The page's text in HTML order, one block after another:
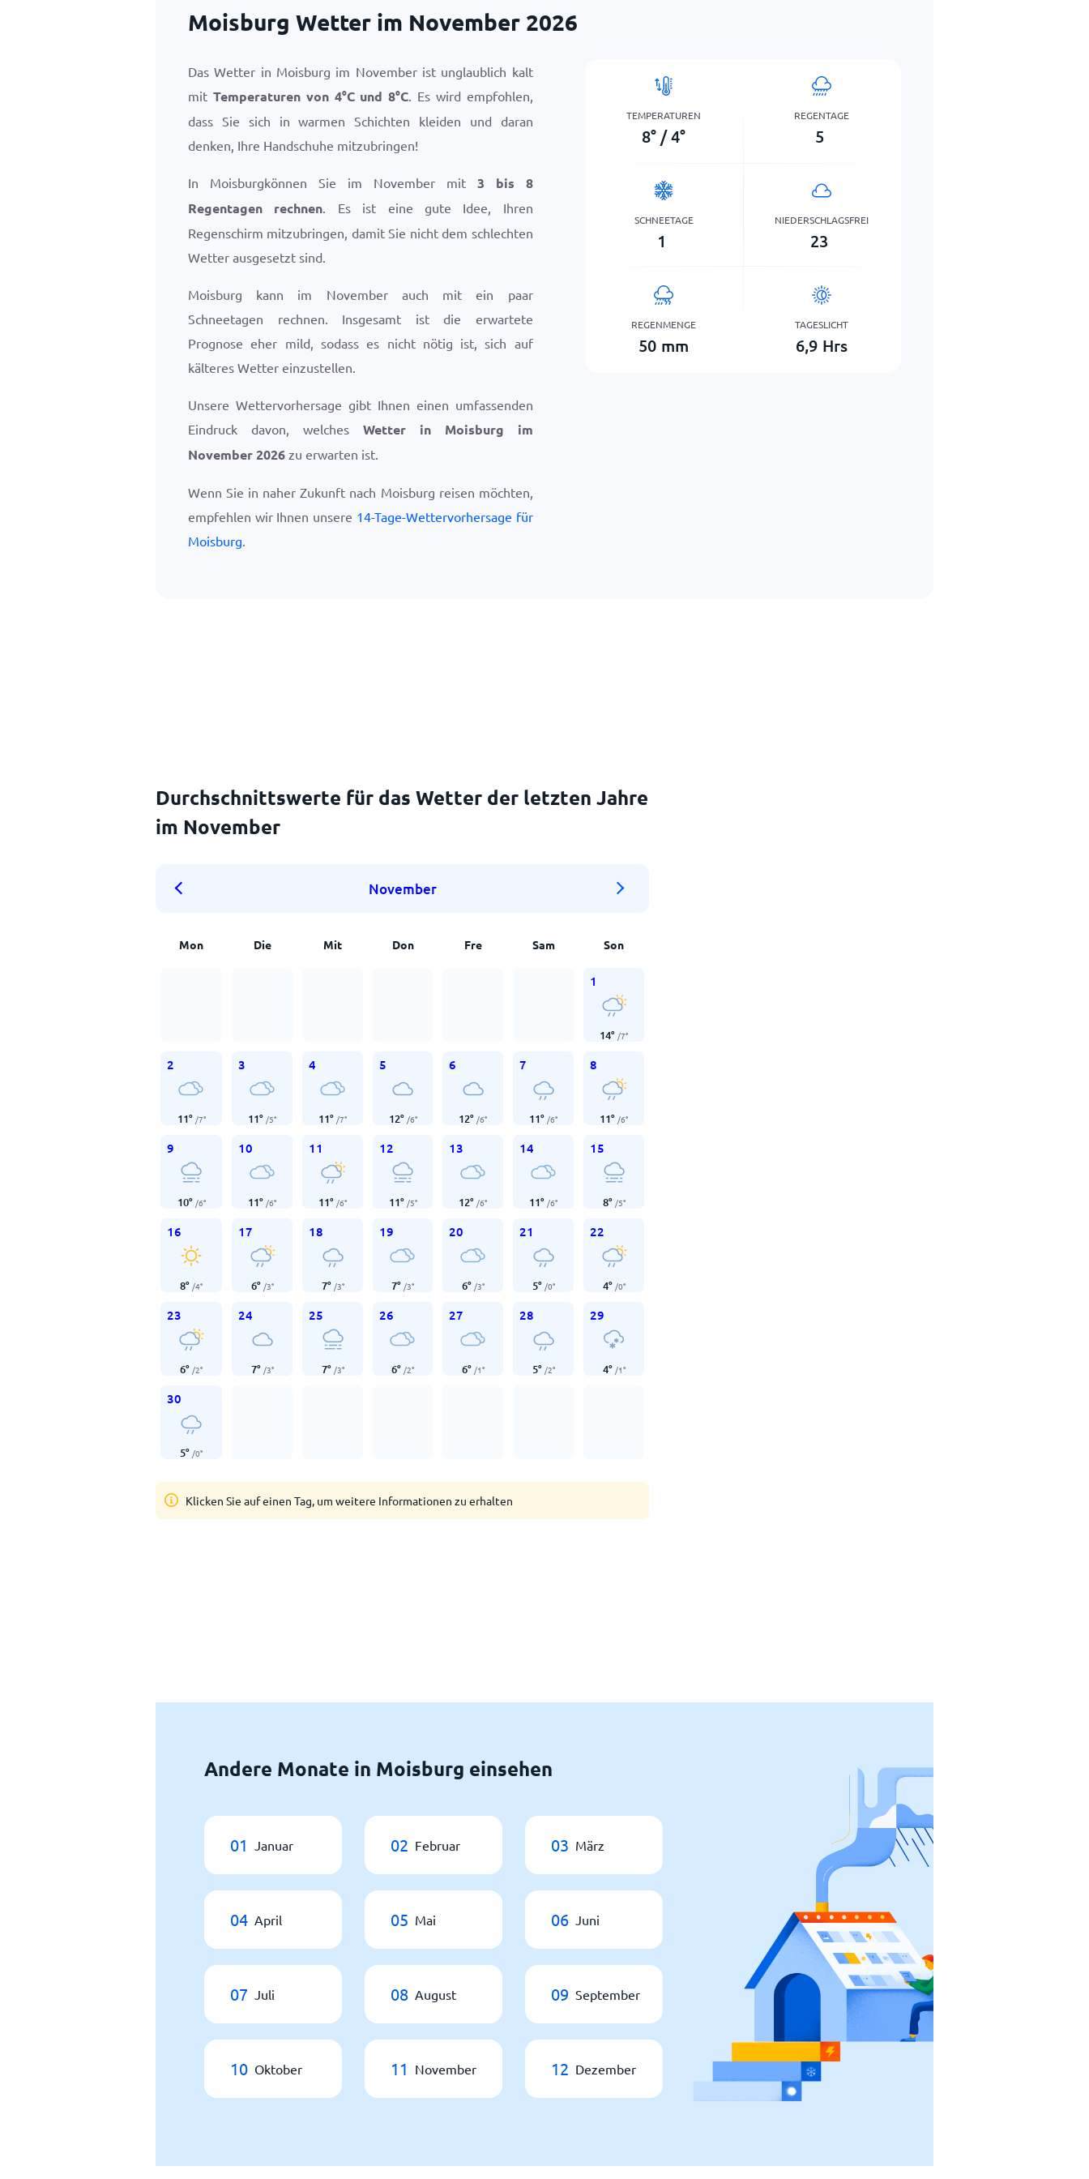
Moisburg Wetter im November 2026
Das Wetter in Moisburg im November ist unglaublich kalt
mit Temperaturen von 4°Cund8°C. Es wird empfohlen,
dass Sie sich in warmen Schichten kleiden und daran
denken, Ihre Handschuhe mitzubringen!
In Moisburgkönnen Sie im November mit 3 bis 8
Regentagen rechnen. Es ist eine gute Idee, Ihren
Regenschirm mitzubringen, damit Sie nicht dem schlechten
Wetter ausgesetzt sind.
Moisburg kann im November auch mit ein paar
Schneetagen rechnen. Insgesamt ist die erwartete
Prognose eher mild, sodass es nicht nötig ist, sich auf
kälteres Wetter einzustellen.
Unsere Wettervorhersage gibt Ihnen einen umfassenden
Eindruck davon, welches Wetter in Moisburg im
November 2026 zu erwarten ist.
Wenn Sie in naher Zukunft nach Moisburg reisen möchten,
empfehlen wir Ihnen unsere 14-Tage-Wettervorhersage für
Moisburg.
TEMPERATUREN
8° /4°
REGENTAGE
5
SCHNEETAGE
1
NIEDERSCHLAGSFREI
23
REGENMENGE
50 mm
TAGESLICHT
6,9 Hrs
Durchschnittswerte für das Wetter der letzten Jahre
im November
November
Mon Die Mit Don Fre Sam Son
1
14° /7°
2
11° /7°
3
11° /5°
4
11° /7°
5
12° /6°
6
12° /6°
7
11° /6°
8
11° /6°
9
10° /6°
10
11° /6°
11
11° /6°
12
11° /5°
13
12° /6°
14
11° /6°
15
8° /5°
16
8° /4°
17
6° /3°
18
7° /3°
19
7° /3°
20
6° /3°
21
5° /0°
22
4° /0°
23
6° /2°
24
7° /3°
25
7° /3°
26
6° /2°
27
6° /1°
28
5° /2°
29
4° /1°
30
5° /0°
Klicken Sie auf einen Tag, um weitere Informationen zu erhalten
Andere Monate in Moisburg einsehen
01 Januar 02 Februar 03 März
04 April 05 Mai 06 Juni
07 Juli 08 August 09 September
10 Oktober 11 November 12 Dezember